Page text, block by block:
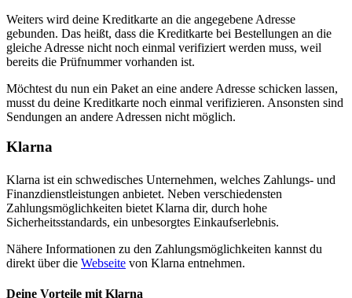
Weiters wird deine Kreditkarte an die angegebene Adresse
gebunden. Das heißt, dass die Kreditkarte bei Bestellungen an die
gleiche Adresse nicht noch einmal verifiziert werden muss, weil
bereits die Prüfnummer vorhanden ist.
Möchtest du nun ein Paket an eine andere Adresse schicken lassen,
musst du deine Kreditkarte noch einmal verifizieren. Ansonsten sind
Sendungen an andere Adressen nicht möglich.
Klarna
Klarna ist ein schwedisches Unternehmen, welches Zahlungs- und
Finanzdienstleistungen anbietet. Neben verschiedensten
Zahlungsmöglichkeiten bietet Klarna dir, durch hohe
Sicherheitsstandards, ein unbesorgtes Einkaufserlebnis.
Nähere Informationen zu den Zahlungsmöglichkeiten kannst du
direkt über die Webseite von Klarna entnehmen.
Deine Vorteile mit Klarna